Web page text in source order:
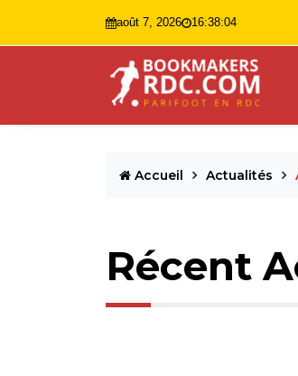
août 7, 2026 16:38:05
Accueil Actualités
Récent